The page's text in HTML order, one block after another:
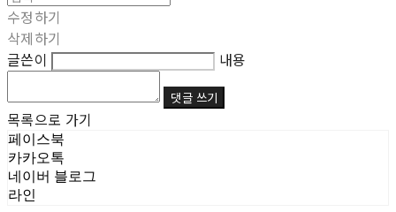
수정하기
삭제하기
글쓴이
내용
댓글 쓰기
목록으로 가기
페이스북
카카오톡
네이버 블로그
라인